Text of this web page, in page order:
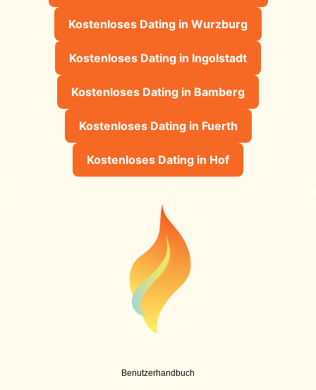
Kostenloses Dating in Wurzburg
Kostenloses Dating in Ingolstadt
Kostenloses Dating in Bamberg
Kostenloses Dating in Fuerth
Kostenloses Dating in Hof
Benutzerhandbuch